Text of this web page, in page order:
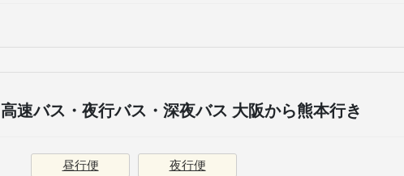
高速バス・夜行バス・深夜バス 大阪から熊本行き
昼行便 夜行便